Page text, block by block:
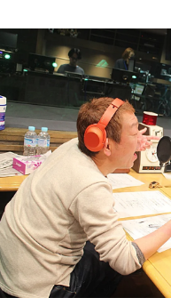
お知らせ
イベント・グッズ
YouTube
会社情報